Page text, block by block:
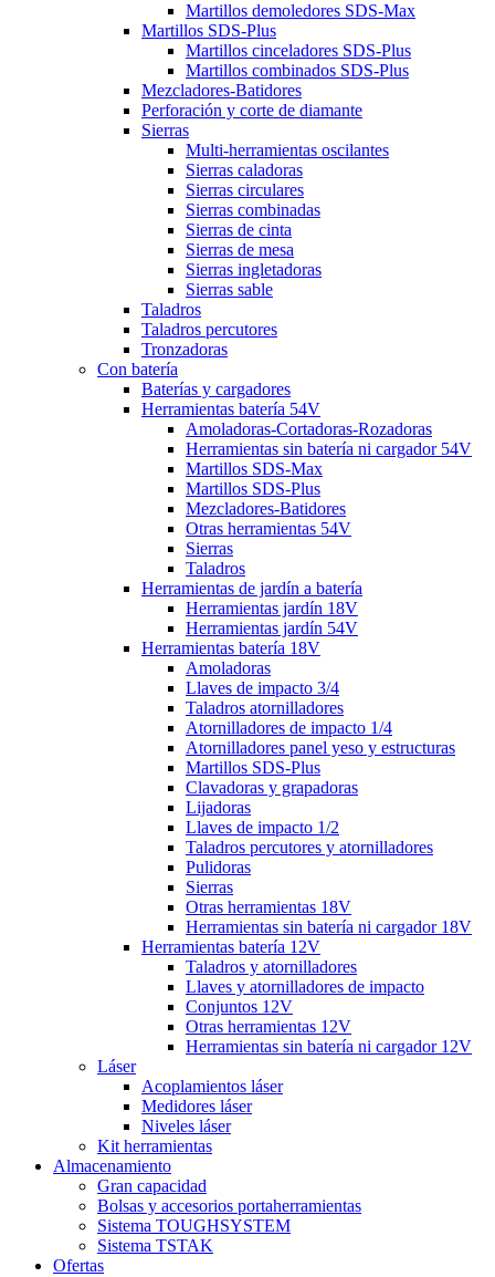
Martillos demoledores SDS-Max
Martillos SDS-Plus
Martillos cinceladores SDS-Plus
Martillos combinados SDS-Plus
Mezcladores-Batidores
Perforación y corte de diamante
Sierras
Multi-herramientas oscilantes
Sierras caladoras
Sierras circulares
Sierras combinadas
Sierras de cinta
Sierras de mesa
Sierras ingletadoras
Sierras sable
Taladros
Taladros percutores
Tronzadoras
Con batería
Baterías y cargadores
Herramientas batería 54V
Amoladoras-Cortadoras-Rozadoras
Herramientas sin batería ni cargador 54V
Martillos SDS-Max
Martillos SDS-Plus
Mezcladores-Batidores
Otras herramientas 54V
Sierras
Taladros
Herramientas de jardín a batería
Herramientas jardín 18V
Herramientas jardín 54V
Herramientas batería 18V
Amoladoras
Llaves de impacto 3/4
Taladros atornilladores
Atornilladores de impacto 1/4
Atornilladores panel yeso y estructuras
Martillos SDS-Plus
Clavadoras y grapadoras
Lijadoras
Llaves de impacto 1/2
Taladros percutores y atornilladores
Pulidoras
Sierras
Otras herramientas 18V
Herramientas sin batería ni cargador 18V
Herramientas batería 12V
Taladros y atornilladores
Llaves y atornilladores de impacto
Conjuntos 12V
Otras herramientas 12V
Herramientas sin batería ni cargador 12V
Láser
Acoplamientos láser
Medidores láser
Niveles láser
Kit herramientas
Almacenamiento
Gran capacidad
Bolsas y accesorios portaherramientas
Sistema TOUGHSYSTEM
Sistema TSTAK
Ofertas